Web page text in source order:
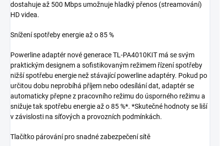
dostahuje až 500 Mbps umožnuje hladký přenos (streamování)
HD videa.
Snížení spotřeby energie až o 85 %
Powerline adaptér nové generace TL-PA4010KIT má se svým
praktickým designem a sofistikovaným režimem řízení spotřeby
nižší spotřebu energie než stávající powerline adaptéry. Pokud po
určitou dobu neprobíhá příjem nebo odesílání dat, adaptér se
automaticky přepne z pracovního režimu do úsporného režimu a
snižuje tak spotřebu energie až o 85 %*. *Skutečné hodnoty se liší
v závislosti na síťových a provozních podmínkách.
Tlačítko párování pro snadné zabezpečení sítě